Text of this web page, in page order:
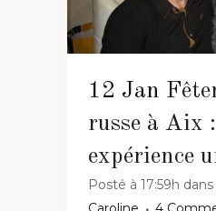
12 Jan
russe à Aix
expérience
Posté à 17:59h dans